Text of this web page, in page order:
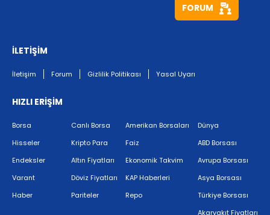
FORUM
İLETİŞİM
İletişim Forum Gizlilik Politikası Yasal Uyarı
HIZLI ERİŞİM
Borsa
Hisseler
Endeksler
Varant
Haber
Canlı Borsa
Kripto Para
Altın Fiyatları
Döviz Fiyatları
Pariteler
Amerikan Borsaları
Faiz
Ekonomik Takvim
KAP Haberleri
Repo
Dünya
ABD Borsası
Avrupa Borsası
Asya Borsası
Türkiye Borsası
Akaryakıt Fiyatları